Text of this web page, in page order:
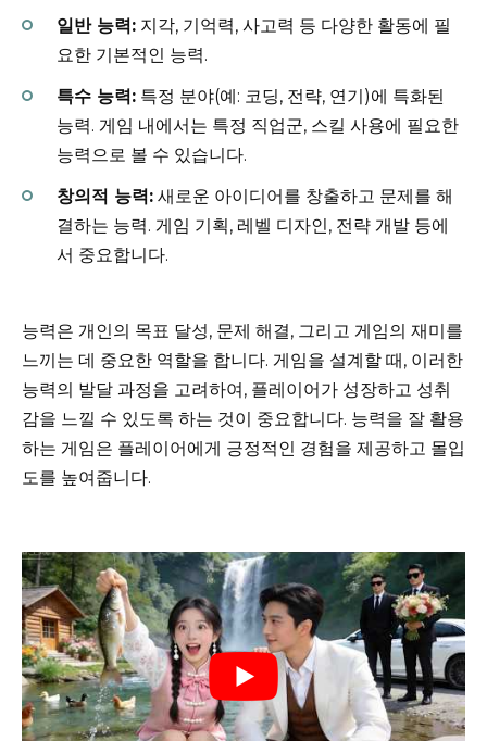
일반 능력: 지각, 기억력, 사고력 등 다양한 활동에 필
요한 기본적인 능력.
특수 능력: 특정 분야(예: 코딩, 전략, 연기)에 특화된
능력. 게임 내에서는 특정 직업군, 스킬 사용에 필요한
능력으로 볼 수 있습니다.
창의적 능력: 새로운 아이디어를 창출하고 문제를 해
결하는 능력. 게임 기획, 레벨 디자인, 전략 개발 등에
서 중요합니다.
능력은 개인의 목표 달성, 문제 해결, 그리고 게임의 재미를
느끼는 데 중요한 역할을 합니다. 게임을 설계할 때, 이러한
능력의 발달 과정을 고려하여, 플레이어가 성장하고 성취
감을 느낄 수 있도록 하는 것이 중요합니다. 능력을 잘 활용
하는 게임은 플레이어에게 긍정적인 경험을 제공하고 몰입
도를 높여줍니다.